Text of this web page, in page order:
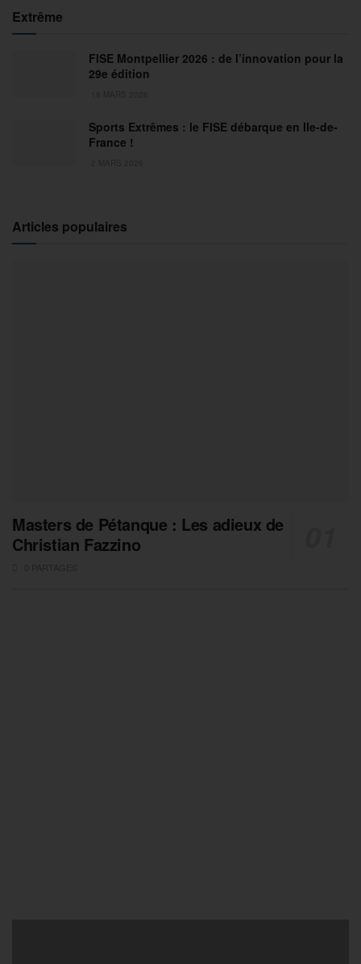
Extrême
FISE Montpellier 2026 : de l’innovation pour la
29e édition
Sports Extrêmes : le FISE débarque en Ile-de-
France !
Articles populaires
Masters de Pétanque : Les adieux de
Christian Fazzino